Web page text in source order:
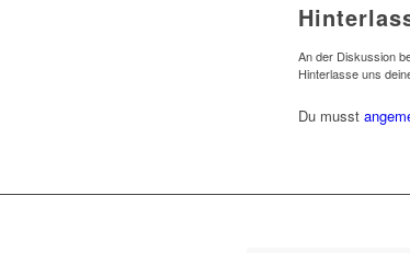
An der Diskussion
Hinterlasse uns
Du musst